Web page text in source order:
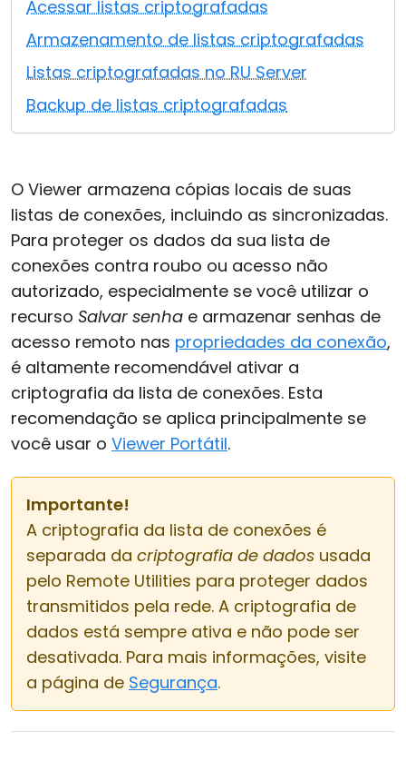
Acessar listas criptografadas
Armazenamento de listas criptografadas
Listas criptografadas no RU Server
Backup de listas criptografadas
O Viewer armazena cópias locais de suas
listas de conexões, incluindo as sincronizadas.
Para proteger os dados da sua lista de
conexões contra roubo ou acesso não
autorizado, especialmente se você utilizar o
recurso Salvar senha e armazenar senhas de
acesso remoto nas propriedades da conexão,
é altamente recomendável ativar a
criptografia da lista de conexões. Esta
recomendação se aplica principalmente se
você usar o Viewer Portátil.
Importante!
A criptografia da lista de conexões é
separada da criptografia de dados usada
pelo Remote Utilities para proteger dados
transmitidos pela rede. A criptografia de
dados está sempre ativa e não pode ser
desativada. Para mais informações, visite
a página de Segurança.